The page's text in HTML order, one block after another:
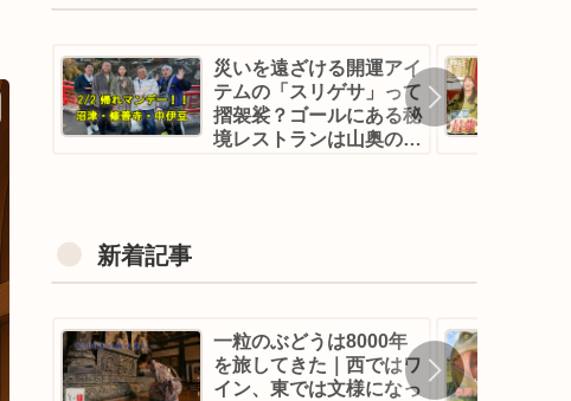
災いを遠ざける開運アイ
テムの「スリゲサ」って
摺袈裟？ゴールにある秘
境レストランは山奥の古
新着記事
一粒のぶどうは8000年
を旅してきた｜西ではワ
イン、東では文様になっ